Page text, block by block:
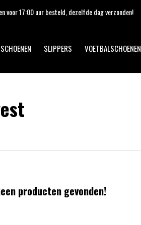
SCHOENEN SLIPPERS VOETBALSCHOENEN
voor 17:00 uur besteld, dezelfde dag verzonden!
producten gevonden!